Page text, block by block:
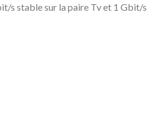
s stable sur la paire Tv et 1 Gbit/s